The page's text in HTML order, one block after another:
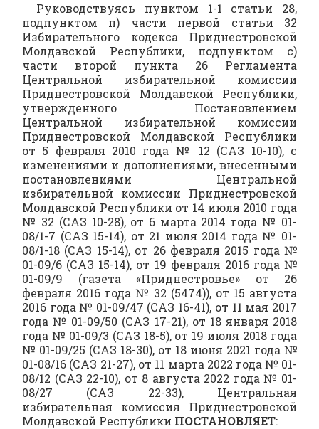
Руководствуясь пунктом 1-1 статьи 28,
подпунктом п) части первой статьи 32
Избирательного кодекса Приднестровской
Молдавской Республики, подпунктом с)
части второй пункта 26 Регламента
Центральной избирательной комиссии
Приднестровской Молдавской Республики,
утвержденного Постановлением
Центральной избирательной комиссии
Приднестровской Молдавской Республики
от 5 февраля 2010 года № 12 (САЗ 10-10), с
изменениями и дополнениями, внесенными
постановлениями Центральной
избирательной комиссии Приднестровской
Молдавской Республики от 14 июля 2010 года
№ 32 (САЗ 10-28), от 6 марта 2014 года № 01-
08/1-7 (САЗ 15-14), от 21 июля 2014 года № 01-
08/1-18 (САЗ 15-14), от 26 февраля 2015 года №
01-09/6 (САЗ 15-14), от 19 февраля 2016 года №
01-09/9 (газета «Приднестровье» от 26
февраля 2016 года № 32 (5474)), от 15 августа
2016 года № 01-09/47 (САЗ 16-41), от 11 мая 2017
года № 01-09/50 (САЗ 17-21), от 18 января 2018
года № 01-09/3 (САЗ 18-5), от 19 июля 2018 года
№ 01-09/25 (САЗ 18-30), от 18 июня 2021 года №
01-08/16 (САЗ 21-27), от 11 марта 2022 года № 01-
08/12 (САЗ 22-10), от 8 августа 2022 года № 01-
08/27 (САЗ 22-33), Центральная
избирательная комиссия Приднестровской
Молдавской Республики ПОСТАНОВЛЯЕТ: